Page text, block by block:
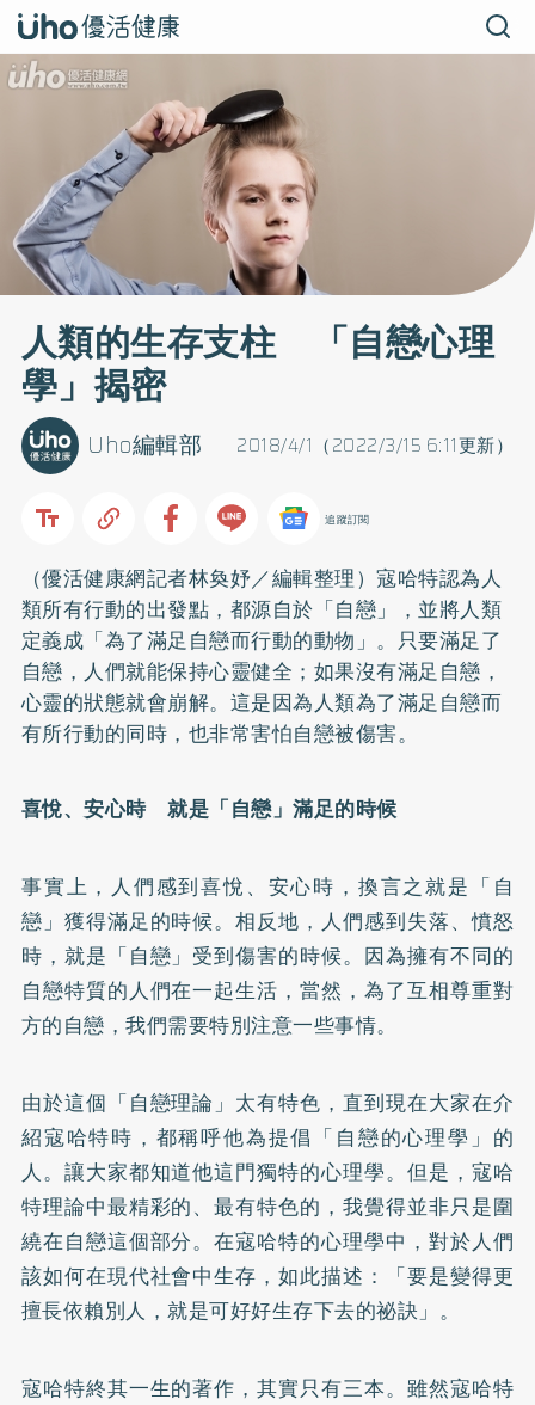
人類的生存支柱 「自戀心理
學」揭密
2018/4/1（2022/3/15 6:11更新）
Uho編輯部
追蹤訂閱
（優活健康網記者林奐妤／編輯整理）寇哈特認為人
類所有行動的出發點，都源自於「自戀」，並將人類
定義成「為了滿足自戀而行動的動物」。只要滿足了
自戀，人們就能保持心靈健全；如果沒有滿足自戀，
心靈的狀態就會崩解。這是因為人類為了滿足自戀而
有所行動的同時，也非常害怕自戀被傷害。
喜悅、安心時 就是「自戀」滿足的時候
事實上，人們感到喜悅、安心時，換言之就是「自
戀」獲得滿足的時候。相反地，人們感到失落、憤怒
時，就是「自戀」受到傷害的時候。因為擁有不同的
自戀特質的人們在一起生活，當然，為了互相尊重對
方的自戀，我們需要特別注意一些事情。
由於這個「自戀理論」太有特色，直到現在大家在介
紹寇哈特時，都稱呼他為提倡「自戀的心理學」的
人。讓大家都知道他這門獨特的心理學。但是，寇哈
特理論中最精彩的、最有特色的，我覺得並非只是圍
繞在自戀這個部分。在寇哈特的心理學中，對於人們
該如何在現代社會中生存，如此描述：「要是變得更
擅長依賴別人，就是可好好生存下去的祕訣」。
寇哈特終其一生的著作，其實只有三本。雖然寇哈特